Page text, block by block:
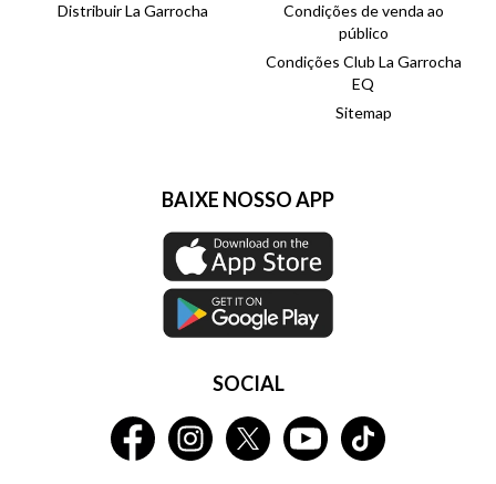
Distribuir La Garrocha
Condições de venda ao
público
Condições Club La Garrocha
EQ
Sitemap
BAIXE NOSSO APP
SOCIAL